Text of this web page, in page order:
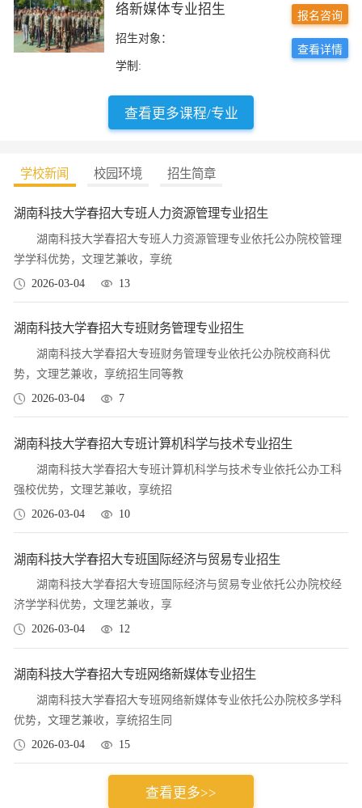
络新媒体专业招生
招生对象：
学制:
报名咨询
查看详情
查看更多课程/专业
学校新闻 校园环境 招生简章
湖南科技大学春招大专班人力资源管理专业招生
湖南科技大学春招大专班人力资源管理专业依托公办院校管理
学学科优势，文理艺兼收，享统
2026-03-04
13
湖南科技大学春招大专班财务管理专业招生
湖南科技大学春招大专班财务管理专业依托公办院校商科优
势，文理艺兼收，享统招生同等教
2026-03-04
7
湖南科技大学春招大专班计算机科学与技术专业招生
湖南科技大学春招大专班计算机科学与技术专业依托公办工科
强校优势，文理艺兼收，享统招
2026-03-04
10
湖南科技大学春招大专班国际经济与贸易专业招生
湖南科技大学春招大专班国际经济与贸易专业依托公办院校经
济学学科优势，文理艺兼收，享
2026-03-04
12
湖南科技大学春招大专班网络新媒体专业招生
湖南科技大学春招大专班网络新媒体专业依托公办院校多学科
优势，文理艺兼收，享统招生同
2026-03-04
15
查看更多>>